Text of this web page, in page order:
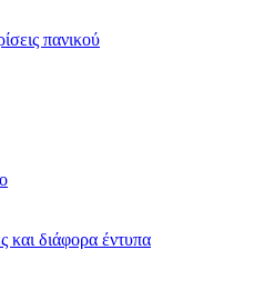
πανικού
και διάφορα έντυπα